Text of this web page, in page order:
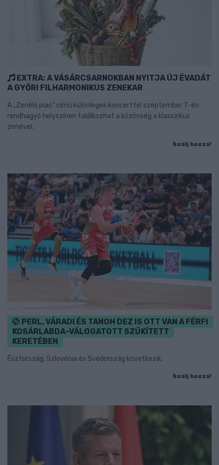
EXTRA: A VÁSÁRCSARNOKBAN NYITJA ÚJ ÉVADÁT
A GYŐRI FILHARMONIKUS ZENEKAR
A „Zenélő piac” című különleges koncerttel szeptember 7-én
rendhagyó helyszínen találkozhat a közönség a klasszikus
zenével.
Szólj hozzá!
PERL, VÁRADI ÉS TANOH DEZ IS OTT VAN A FÉRFI
KOSÁRLABDA-VÁLOGATOTT SZŰKÍTETT
KERETÉBEN
Észtország, Szlovénia és Svédország következik.
Szólj hozzá!